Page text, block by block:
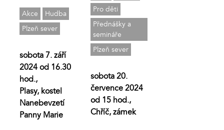
Akce
Hudba
Plzeň sever
sobota 7. září
2024 od 16.30
hod.,
Plasy, kostel
Nanebevzetí
Panny Marie
Pro děti
Přednášky a
semináře
Plzeň sever
sobota 20.
července 2024
od 15 hod.,
Chříč, zámek